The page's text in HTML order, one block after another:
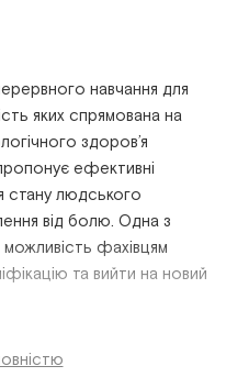
навчання для
яких спрямована на
здоров’я
ефективні
стану людського
від болю. Одна з
фахівцям
та вийти на новий